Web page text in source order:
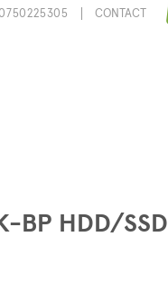
CONTACT
BP HDD/SSD